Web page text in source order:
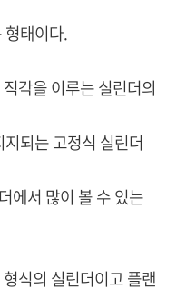
태이다.
각을 이루는 실린더의
되는 고정식 실린더
서 많이 볼 수 있는
식의 실린더이고 플랜